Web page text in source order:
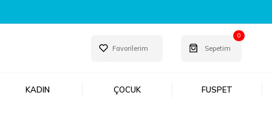
Favorilerim Sepetim
0
KADIN ÇOCUK FUSPET